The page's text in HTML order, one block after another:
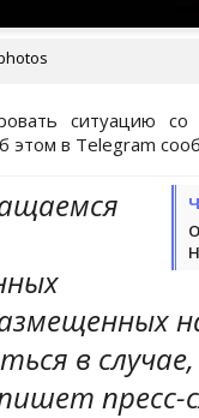
ситуацию
этом в Telegram
в
пресс-